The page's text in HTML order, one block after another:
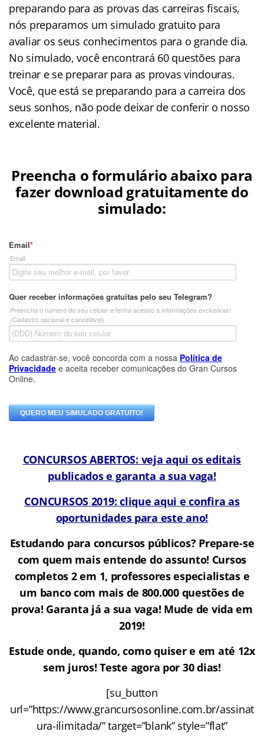
preparando para as provas das carreiras fiscais,
nós preparamos um simulado gratuito para
avaliar os seus conhecimentos para o grande dia.
No simulado, você encontrará 60 questões para
treinar e se preparar para as provas vindouras.
Você, que está se preparando para a carreira dos
seus sonhos, não pode deixar de conferir o nosso
excelente material.
Preencha o formulário abaixo para
fazer download gratuitamente do
simulado:
CONCURSOS ABERTOS: veja aqui os editais
publicados e garanta a sua vaga!
CONCURSOS 2019: clique aqui e confira as
oportunidades para este ano!
Estudando para concursos públicos? Prepare-se
com quem mais entende do assunto! Cursos
completos 2 em 1, professores especialistas e
um banco com mais de 800.000 questões de
prova! Garanta já a sua vaga! Mude de vida em
2019!
Estude onde, quando, como quiser e em até 12x
sem juros! Teste agora por 30 dias!
[su_button
url=”https://www.grancursosonline.com.br/assinat
ura-ilimitada/” target=”blank” style=”flat”